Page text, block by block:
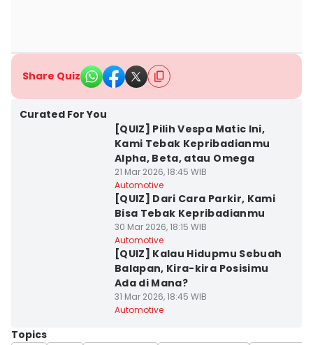
Share Quiz
Curated For You
[QUIZ] Pilih Vespa Matic Ini,
Kami Tebak Kepribadianmu
Alpha, Beta, atau Omega
21 Mar 2026, 18:45 WIB
Automotive
[QUIZ] Dari Cara Parkir, Kami
Bisa Tebak Kepribadianmu
30 Mar 2026, 18:15 WIB
Automotive
[QUIZ] Kalau Hidupmu Sebuah
Balapan, Kira-kira Posisimu
Ada di Mana?
31 Mar 2026, 18:45 WIB
Automotive
Topics